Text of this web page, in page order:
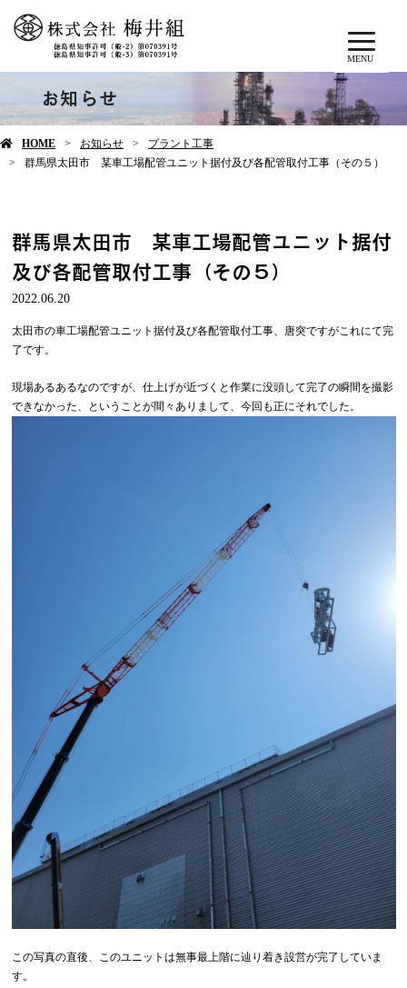
MENU
お知らせ
HOME お知らせ
プラント工事
群馬県太田市 某車工場配管ユニット据付及び各配管取付工事（その５）
群馬県太田市 某車工場配管ユニット据付
及び各配管取付工事（その５）
2022.06.20
太田市の車工場配管ユニット据付及び各配管取付工事、唐突ですがこれにて完
了です。
現場あるあるなのですが、仕上げが近づくと作業に没頭して完了の瞬間を撮影
できなかった、ということが間々ありまして、今回も正にそれでした。
この写真の直後、このユニットは無事最上階に辿り着き設営が完了していま
す。